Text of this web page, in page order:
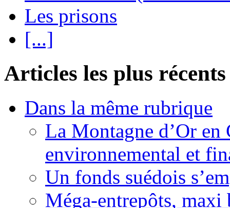
Les prisons
[...]
Articles les plus récents
Dans la même rubrique
La Montagne d’Or
environnemental et
Un fonds suédois
Méga-entrepôts, maxi